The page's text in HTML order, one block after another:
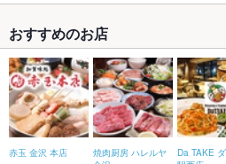
おすすめのお店
赤玉 金沢 本店
焼肉厨房 ハレルヤ
Da TAKE